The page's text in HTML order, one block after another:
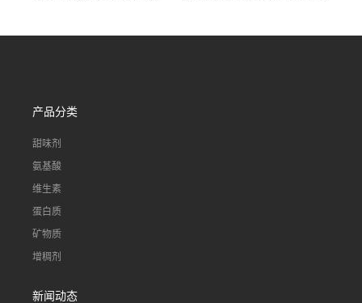
产品分类
甜味剂
氨基酸
维生素
蛋白质
矿物质
增稠剂
新闻动态